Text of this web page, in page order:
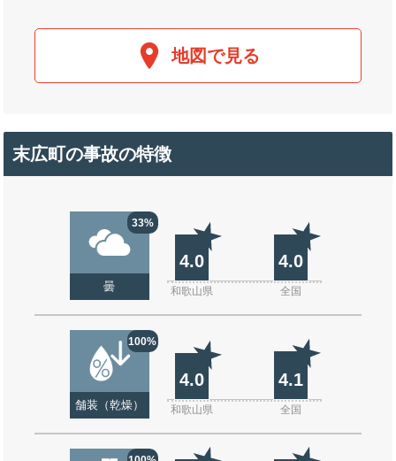
地図で見る
末広町の事故の特徴
33%
曇
4.0 4.0
和歌山県 全国
100%
舗装（乾燥）
4.0 4.1
和歌山県 全国